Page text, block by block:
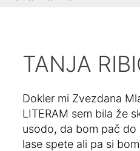
TANJA
Dokler mi Zvezdana
LITERAM sem bila že
usodo, da bom pač do
lase spete ali pa si